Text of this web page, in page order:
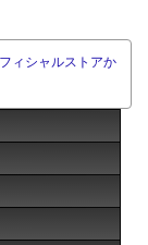
ィシャルストアか